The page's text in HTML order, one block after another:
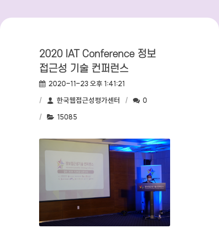
2020 IAT Conference 정보
접근성 기술 컨퍼런스
작성일:
2020-11-23 오후 1:41:21
작성자:
한국웹접근성평가센터 댓글수:
0
조회수:
15085